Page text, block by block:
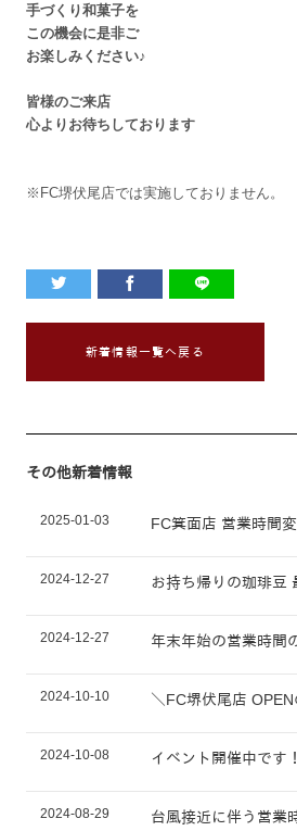
手づくり和菓子を
この機会に是非ご
お楽しみください♪
皆様のご来店
心よりお待ちしております
※FC堺伏尾店では実施しておりません。
新着情報一覧へ戻る
その他新着情報
2025-01-03 FC箕面店 営業時間
2024-12-27 お持ち帰りの珈琲豆
2024-12-27 年末年始の営業時間
2024-10-10 ＼FC堺伏尾店
2024-10-08 イベント開催中です！
2024-08-29 台風接近に伴う営業